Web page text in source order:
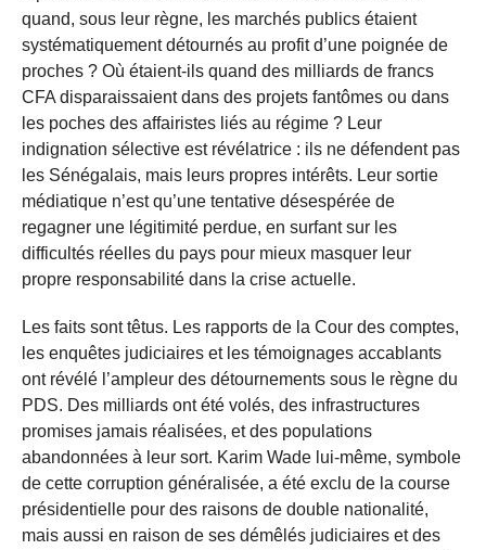
quand, sous leur règne, les marchés publics étaient
systématiquement détournés au profit d’une poignée de
proches ? Où étaient-ils quand des milliards de francs
CFA disparaissaient dans des projets fantômes ou dans
les poches des affairistes liés au régime ? Leur
indignation sélective est révélatrice : ils ne défendent pas
les Sénégalais, mais leurs propres intérêts. Leur sortie
médiatique n’est qu’une tentative désespérée de
regagner une légitimité perdue, en surfant sur les
difficultés réelles du pays pour mieux masquer leur
propre responsabilité dans la crise actuelle.
Les faits sont têtus. Les rapports de la Cour des comptes,
les enquêtes judiciaires et les témoignages accablants
ont révélé l’ampleur des détournements sous le règne du
PDS. Des milliards ont été volés, des infrastructures
promises jamais réalisées, et des populations
abandonnées à leur sort. Karim Wade lui-même, symbole
de cette corruption généralisée, a été exclu de la course
présidentielle pour des raisons de double nationalité,
mais aussi en raison de ses démêlés judiciaires et des